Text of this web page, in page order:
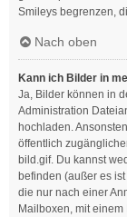
Smileys begrenzen,
Nach oben
Kann ich Bilder in
Ja, Bilder können in
Administration
hochladen.
öffentlich
bild.gif. Du kannst
befinden (außer es
die nur nach einer
Mailboxen, mit einem